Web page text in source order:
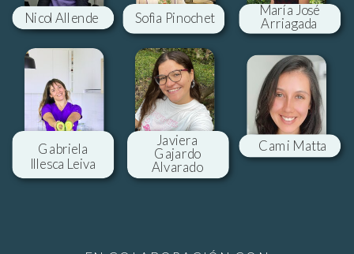
Nicol Allende María José
Arriagada
Sofìa Pinochet
Cami Matta
Gabriela
Illesca Leiva
Javiera
Gajardo
Alvarado